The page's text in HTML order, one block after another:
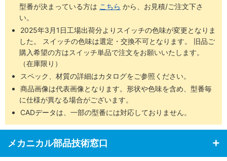
型番が決まっている方は こちら から、お見積/ご注文下さ
い。
2025年3月1日工場出荷分よりスイッチの色味が変更となりま
した。 スイッチの色味は選定・交換不可となります。 旧品ご
購入希望の方はスイッチ単品で注文をお願いいたします。
（在庫限り）
スペック、材質の詳細はカタログをご参照ください。
商品画像は代表画像となります。形状や色味を含め、型番毎
に仕様が異なる場合がございます。
CADデータは、一部の型番には対応しておりません。
メカニカル部品技術窓口